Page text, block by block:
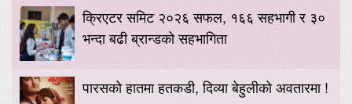
क्रिएटर समिट २०२६ सफल, १६६ सहभागी र ३०
भन्दा बढी ब्रान्डको सहभागिता
पारसको हातमा हतकडी, दिव्या बेहुलीको अवतारमा !